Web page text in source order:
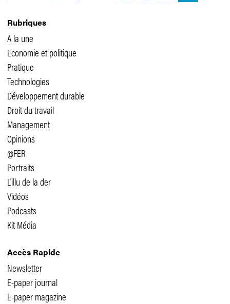
Rubriques
A la une
Economie et politique
Pratique
Technologies
Développement durable
Droit du travail
Management
Opinions
@FER
Portraits
L'illu de la der
Vidéos
Podcasts
Kit Média
Accès Rapide
Newsletter
E-paper journal
E-paper magazine